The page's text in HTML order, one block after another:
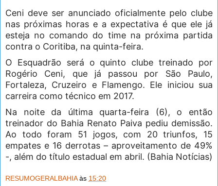
Ceni deve ser anunciado oficialmente pelo clube
nas próximas horas e a expectativa é que ele já
esteja no comando do time na próxima partida
contra o Coritiba, na quinta-feira.
O Esquadrão será o quinto clube treinado por
Rogério Ceni, que já passou por São Paulo,
Fortaleza, Cruzeiro e Flamengo. Ele iniciou sua
carreira como técnico em 2017.
Na noite da última quarta-feira (6), o então
treinador do Bahia Renato Paiva pediu demissão.
Ao todo foram 51 jogos, com 20 triunfos, 15
empates e 16 derrotas – aproveitamento de 49%
-, além do título estadual em abril. (Bahia Notícias)
RESUMOGERALBAHIA às 15:20